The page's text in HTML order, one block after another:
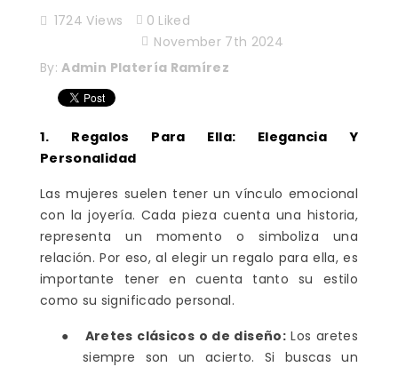
1724Views 0 Liked
November 7th 2024
By:Admin Platería Ramírez
1. Regalos Para Ella: Elegancia Y
Personalidad
Las mujeres suelen tener un vínculo emocional
con la joyería. Cada pieza cuenta una historia,
representa un momento o simboliza una
relación. Por eso, al elegir un regalo para ella, es
importante tener en cuenta tanto su estilo
como su significado personal.
●
Aretes clásicos o de diseño:Los aretes
siempre son un acierto. Si buscas un